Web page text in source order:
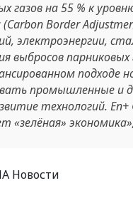
газов на 55 % к
(Carbon Border
электроэнергии,
выбросов
подходе
промышленные и
технологий.
«зелёная» экономика
Новости